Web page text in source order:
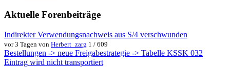
Aktuelle Forenbeiträge
Indirekter Verwendungsnachweis aus S/4 verschwunden
vor 3 Tagen von Herbert_zarg 1 / 609
Bestellungen -> neue Freigabestrategie -> Tabelle KSSK 032
Eintrag wird nicht transportiert